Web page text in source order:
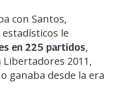
con Santos,
le
en 225 partidos,
Libertadores 2011,
ganaba desde la era